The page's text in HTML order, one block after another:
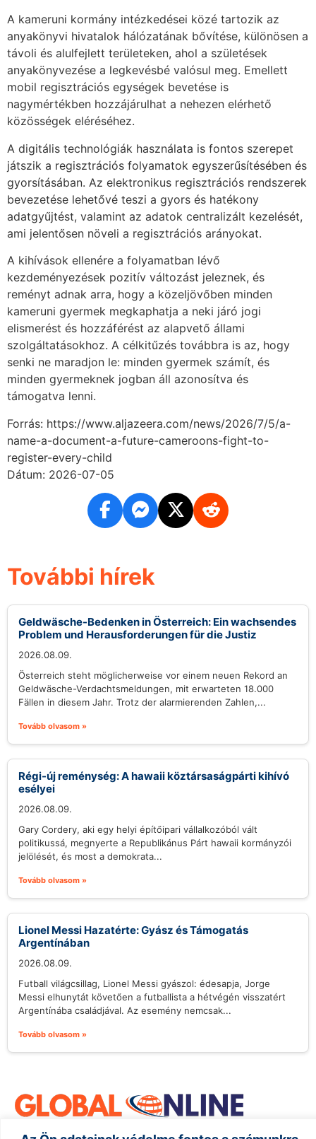
A kameruni kormány intézkedései közé tartozik az
anyakönyvi hivatalok hálózatának bővítése, különösen a
távoli és alulfejlett területeken, ahol a születések
anyakönyvezése a legkevésbé valósul meg. Emellett
mobil regisztrációs egységek bevetése is
nagymértékben hozzájárulhat a nehezen elérhető
közösségek eléréséhez.
A digitális technológiák használata is fontos szerepet
játszik a regisztrációs folyamatok egyszerűsítésében és
gyorsításában. Az elektronikus regisztrációs rendszerek
bevezetése lehetővé teszi a gyors és hatékony
adatgyűjtést, valamint az adatok centralizált kezelését,
ami jelentősen növeli a regisztrációs arányokat.
A kihívások ellenére a folyamatban lévő
kezdeményezések pozitív változást jeleznek, és
reményt adnak arra, hogy a közeljövőben minden
kameruni gyermek megkaphatja a neki járó jogi
elismerést és hozzáférést az alapvető állami
szolgáltatásokhoz. A célkitűzés továbbra is az, hogy
senki ne maradjon le: minden gyermek számít, és
minden gyermeknek jogban áll azonosítva és
támogatva lenni.
Forrás: https://www.aljazeera.com/news/2026/7/5/a-
name-a-document-a-future-cameroons-fight-to-
register-every-child
Dátum: 2026-07-05
További hírek
Geldwäsche-Bedenken in Österreich: Ein wachsendes
Problem und Herausforderungen für die Justiz
2026.08.09.
Österreich steht möglicherweise vor einem neuen Rekord an
Geldwäsche-Verdachtsmeldungen, mit erwarteten 18.000
Fällen in diesem Jahr. Trotz der alarmierenden Zahlen,...
Tovább olvasom »
Régi-új reménység: A hawaii köztársaságpárti kihívó
esélyei
2026.08.09.
Gary Cordery, aki egy helyi építőipari vállalkozóból vált
politikussá, megnyerte a Republikánus Párt hawaii kormányzói
jelölését, és most a demokrata...
Tovább olvasom »
Lionel Messi Hazatérte: Gyász és Támogatás
Argentínában
2026.08.09.
Futball világcsillag, Lionel Messi gyászol: édesapja, Jorge
Messi elhunytát követően a futballista a hétvégén visszatért
Argentínába családjával. Az esemény nemcsak...
Tovább olvasom »